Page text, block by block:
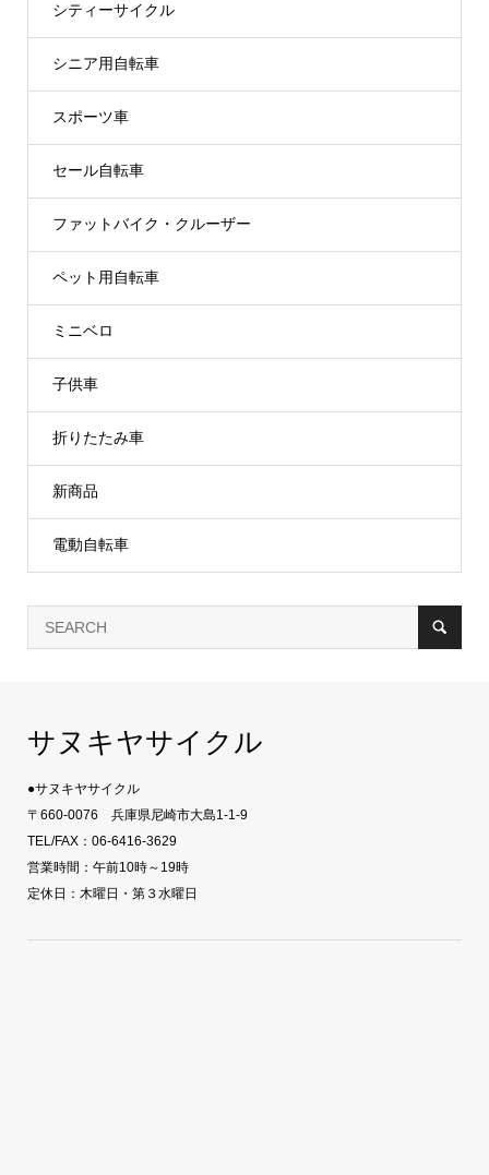
シティーサイクル
シニア用自転車
スポーツ車
セール自転車
ファットバイク・クルーザー
ペット用自転車
ミニベロ
子供車
折りたたみ車
新商品
電動自転車
サヌキヤサイクル
●サヌキヤサイクル
〒660-0076 兵庫県尼崎市大島1-1-9
TEL/FAX：06-6416-3629
営業時間：午前10時～19時
定休日：木曜日・第３水曜日